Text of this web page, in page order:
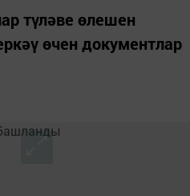
түләве өлешен
өчен документлар